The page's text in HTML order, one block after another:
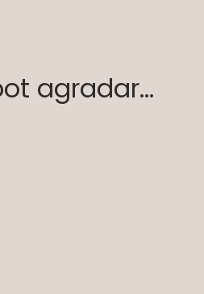
agradar...